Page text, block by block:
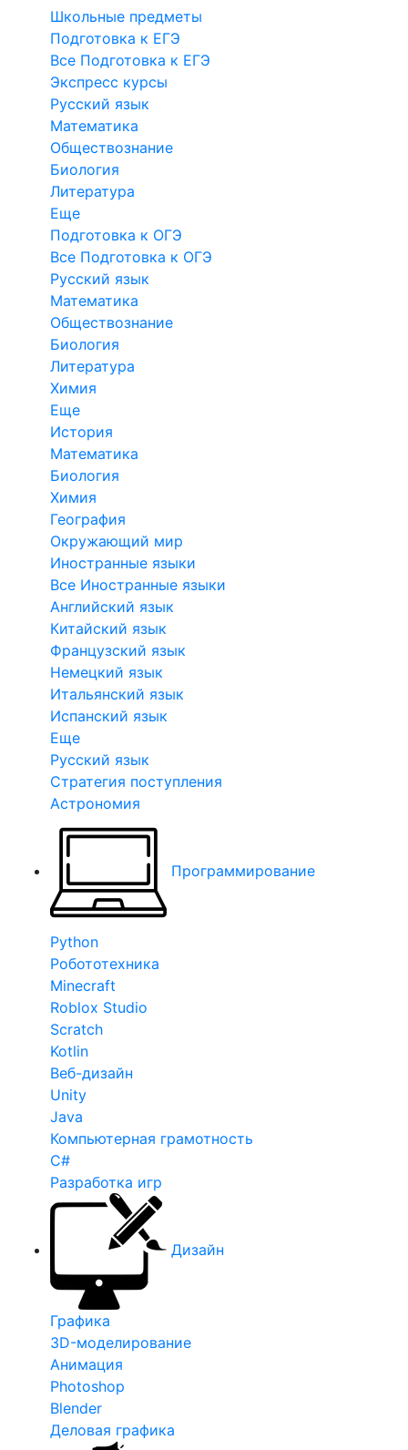
Школьные предметы
Подготовка к ЕГЭ
Все Подготовка к ЕГЭ
Экспресс курсы
Русский язык
Математика
Обществознание
Биология
Литература
Еще
Подготовка к ОГЭ
Все Подготовка к ОГЭ
Русский язык
Математика
Обществознание
Биология
Литература
Химия
Еще
История
Математика
Биология
Химия
География
Окружающий мир
Иностранные языки
Все Иностранные языки
Английский язык
Китайский язык
Французский язык
Немецкий язык
Итальянский язык
Испанский язык
Еще
Русский язык
Стратегия поступления
Астрономия
Программирование
Python
Робототехника
Minecraft
Roblox Studio
Scratch
Kotlin
Веб-дизайн
Unity
Java
Компьютерная грамотность
C#
Разработка игр
Дизайн
Графика
3D-моделирование
Анимация
Photoshop
Blender
Деловая графика